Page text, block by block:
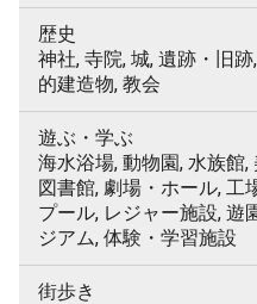
歴史
神社, 寺院, 城, 遺跡・旧
的建造物, 教会
遊ぶ・学ぶ
海水浴場, 動物園, 水族館,
図書館, 劇場・ホール, 工
プール, レジャー施設, 遊
ジアム, 体験・学習施設
街歩き